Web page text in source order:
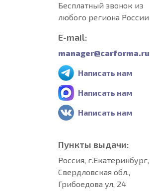
Бесплатный звонок из
любого региона России
E-mail:
manager@carforma.ru
Написать нам
Написать нам
Написать нам
Пункты выдачи:
Россия, г.Екатеринбург,
Свердловская обл.,
Грибоедова ул, 24